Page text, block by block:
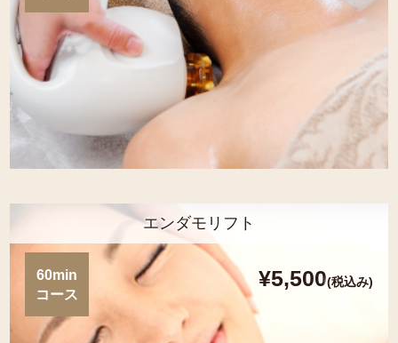
エンダモリフト
60min
コース
¥5,500(税込み)